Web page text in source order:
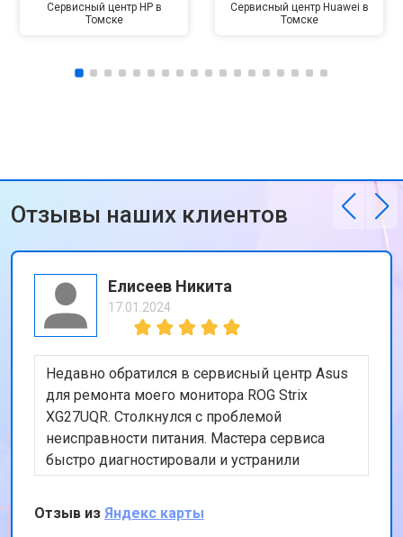
Сервисный центр HP в
Томске
Сервисный центр Huawei в
Томске
Отзывы наших клиентов
Елисеев Никита
17.01.2024
Недавно обратился в сервисный центр Asus
для ремонта моего монитора ROG Strix
XG27UQR. Столкнулся с проблемой
неисправности питания. Мастера сервиса
быстро диагностировали и устранили
проблему, заменив поврежденные
компоненты. Работа была выполнена
оперативно и качественно. Цены оказались
Отзыв из Яндекс карты